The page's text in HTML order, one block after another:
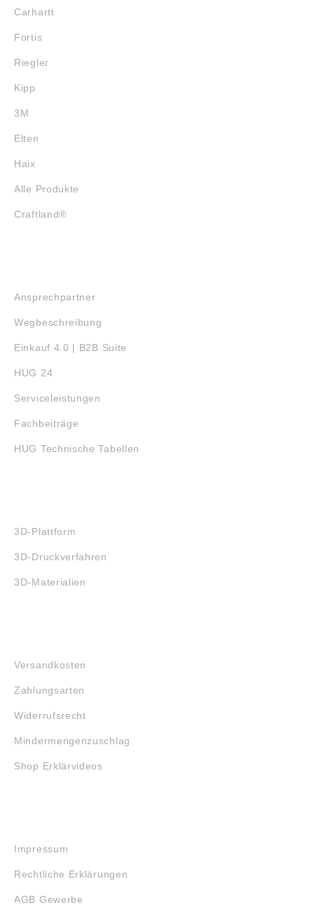
Carhartt
Fortis
Riegler
Kipp
3M
Elten
Haix
Alle Produkte
Craftland®
Ansprechpartner
Wegbeschreibung
Einkauf 4.0 | B2B Suite
HUG 24
Serviceleistungen
Fachbeiträge
HUG Technische Tabellen
3D-Plattform
3D-Druckverfahren
3D-Materialien
Versandkosten
Zahlungsarten
Widerrufsrecht
Mindermengenzuschlag
Shop Erklärvideos
Impressum
Rechtliche Erklärungen
AGB Gewerbe